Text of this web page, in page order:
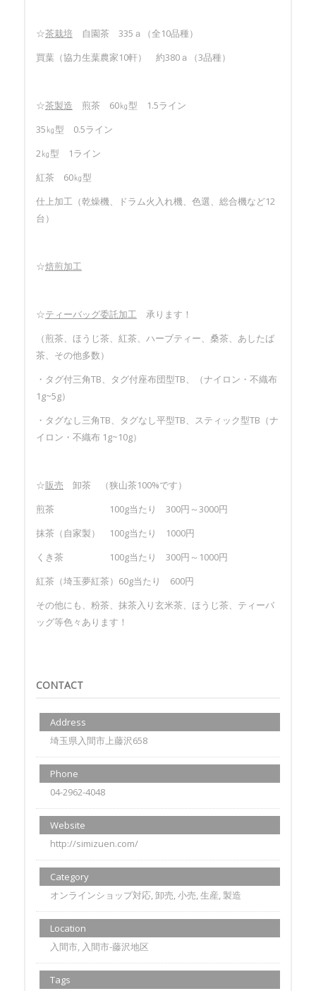
☆茶栽培自園茶 335ａ（全10品種）
買葉（協力生葉農家10軒） 約380ａ（3品種）
☆茶製造 煎茶 60㎏型 1.5ライン
35㎏型 0.5ライン
2㎏型 1ライン
紅茶 60㎏型
仕上加工（乾燥機、ドラム火入れ機、色選、総合機など12
台）
☆焙煎加工
☆ティーバッグ委託加工承ります！
（煎茶、ほうじ茶、紅茶、ハーブティー、桑茶、あしたば
茶、その他多数）
・タグ付三角TB、タグ付座布団型TB、（ナイロン・不織布
1g~5g）
・タグなし三角TB、タグなし平型TB、スティック型TB（ナ
イロン・不織布 1g~10g）
☆販売 卸茶 （狭山茶100%です）
煎茶 100g当たり 300円～3000円
抹茶（自家製） 100g当たり 1000円
くき茶 100g当たり 300円～1000円
紅茶（埼玉夢紅茶）60g当たり 600円
その他にも、粉茶、抹茶入り玄米茶、ほうじ茶、ティーバ
ッグ等色々あります！
CONTACT
Address
埼玉県入間市上藤沢658
Phone
04-2962-4048
Website
http://simizuen.com/
Category
オンラインショップ対応, 卸売, 小売, 生産, 製造
Location
入間市, 入間市-藤沢地区
Tags